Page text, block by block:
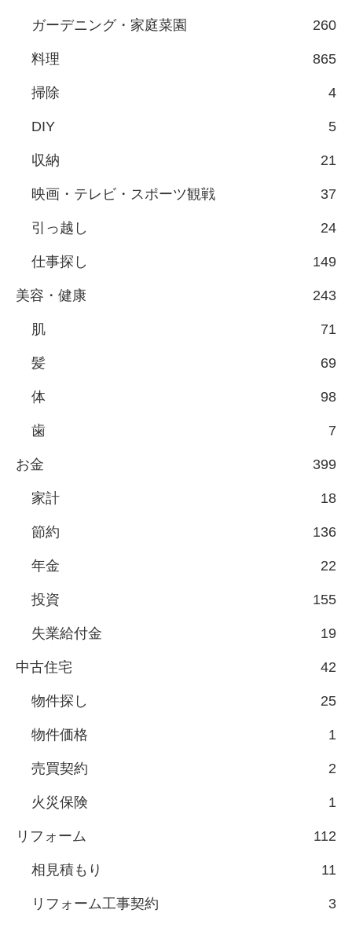
ガーデニング・家庭菜園 260
料理 865
掃除 4
DIY 5
収納 21
映画・テレビ・スポーツ観戦 37
引っ越し 24
仕事探し 149
美容・健康 243
肌 71
髪 69
体 98
歯 7
お金 399
家計 18
節約 136
年金 22
投資 155
失業給付金 19
中古住宅 42
物件探し 25
物件価格 1
売買契約 2
火災保険 1
リフォーム 112
相見積もり 11
リフォーム工事契約 3